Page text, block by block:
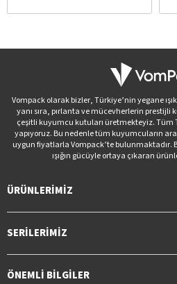
Vompack olarak bizler, Türkiye’nin yegane
yanı sıra, pırlanta ve mücevherlerin
çeşitli kuyumcu kutuları üretmekteyiz. Tüm
yapıyoruz. Bu nedenle tüm kuyumcuların
uygun fiyatlarla Vompack’te bulunmaktadır.
ışığın gücüyle ortaya çıkaran
ÜRÜNLERİMİZ
SERİLERİMİZ
ÖNEMLİ BİLGİLER